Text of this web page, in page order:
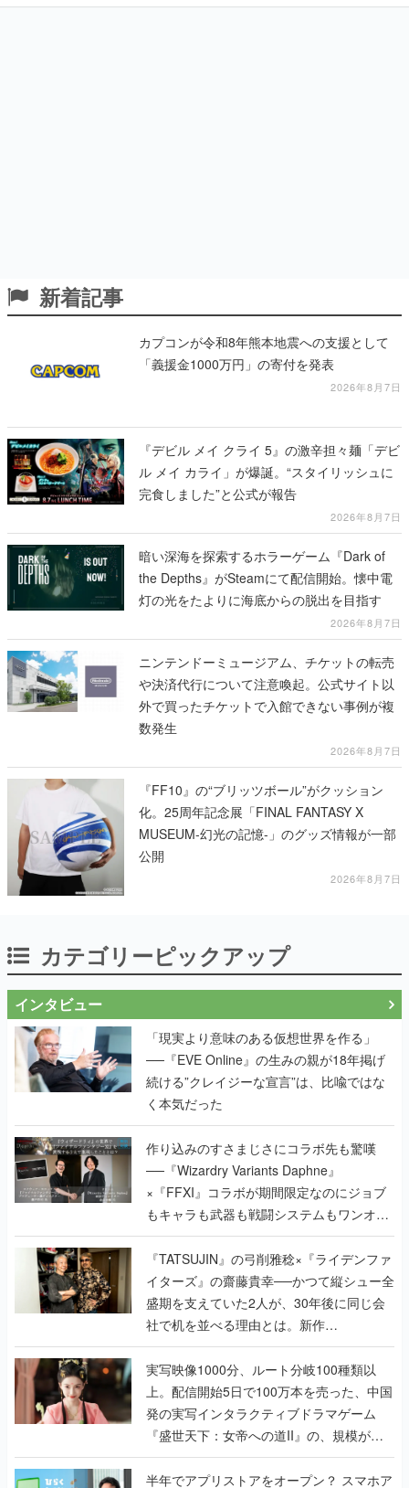
新着記事
カプコンが令和8年熊本地震への支援として
「義援金1000万円」の寄付を発表
2026年8月7日
『デビル メイ クライ 5』の激辛担々麺「デビ
ル メイ カライ」が爆誕。“スタイリッシュに
完食しました”と公式が報告
2026年8月7日
暗い深海を探索するホラーゲーム『Dark of
the Depths』がSteamにて配信開始。懐中電
灯の光をたよりに海底からの脱出を目指す
2026年8月7日
ニンテンドーミュージアム、チケットの転売
や決済代行について注意喚起。公式サイト以
外で買ったチケットで入館できない事例が複
数発生
2026年8月7日
『FF10』の“ブリッツボール”がクッション
化。25周年記念展「FINAL FANTASY X
MUSEUM-幻光の記憶-」のグッズ情報が一部
公開
2026年8月7日
カテゴリーピックアップ
インタビュー
「現実より意味のある仮想世界を作る」
──『EVE Online』の生みの親が18年掲げ
続ける”クレイジーな宣言”は、比喩ではな
く本気だった
作り込みのすさまじさにコラボ先も驚嘆
──『Wizardry Variants Daphne』
×『FFXI』コラボが期間限定なのにジョブ
もキャラも武器も戦闘システムもワンオフ
で作り込まれた理由を両ディレクターに聞
く
『TATSUJIN』の弓削雅稔×『ライデンファ
イターズ』の齋藤貴幸──かつて縦シュー全
盛期を支えていた2人が、30年後に同じ会
社で机を並べる理由とは。新作
『TATSUJIN EXTREME』で初タッグを組
んだレジェンド2人に訊く開発秘話
実写映像1000分、ルート分岐100種類以
上。配信開始5日で100万本を売った、中国
発の実写インタラクティブドラマゲーム
『盛世天下：女帝への道II』の、規模が違
うこだわりをプロデューサーに聞いた
半年でアプリストアをオープン？ スマホア